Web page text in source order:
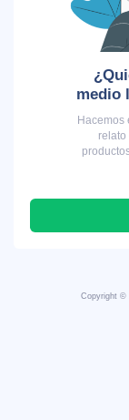
medio
Hacemos
relato
Copyright ©